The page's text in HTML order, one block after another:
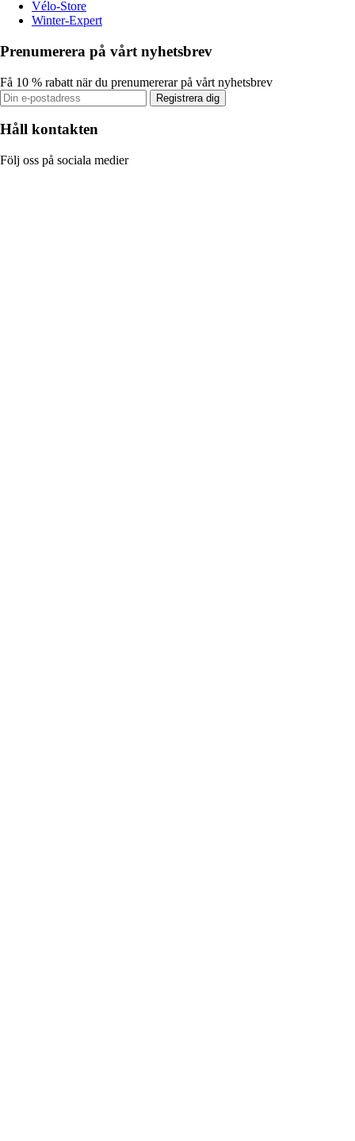
Vélo-Store
Winter-Expert
Prenumerera på vårt nyhetsbrev
Få 10 % rabatt när du prenumererar på vårt nyhetsbrev
Registrera dig
Håll kontakten
Följ oss på sociala medier